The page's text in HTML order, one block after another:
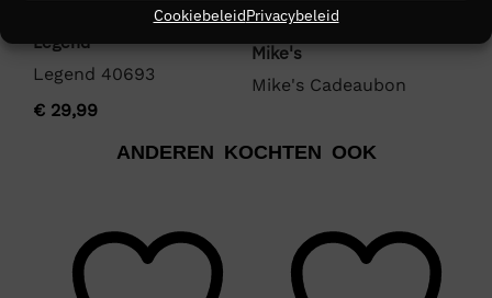
CookiebeleidPrivacybeleid
Legend
Legend 40693
€ 29,99
Mike's
Mike's Cadeaubon
ANDEREN KOCHTEN OOK